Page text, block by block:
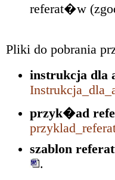
referat�w
Pliki do pobrania
instrukcja dla
przyk�ad
szablon
.